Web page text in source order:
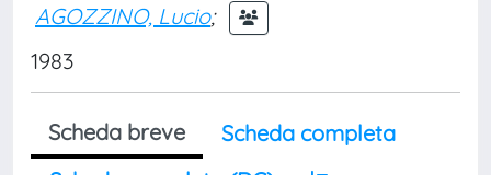
AGOZZINO, Lucio;
1983
Scheda breve
Scheda completa